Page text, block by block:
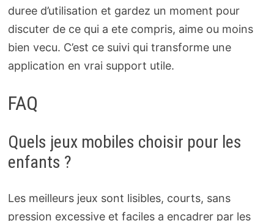
duree d’utilisation et gardez un moment pour
discuter de ce qui a ete compris, aime ou moins
bien vecu. C’est ce suivi qui transforme une
application en vrai support utile.
FAQ
Quels jeux mobiles choisir pour les
enfants ?
Les meilleurs jeux sont lisibles, courts, sans
pression excessive et faciles a encadrer par les